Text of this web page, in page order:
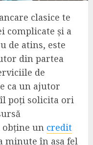
clasice te
complicate și a
de atins, este
din partea
de
ca un ajutor
îl poți solicita ori
obține un credit
minute în așa fel